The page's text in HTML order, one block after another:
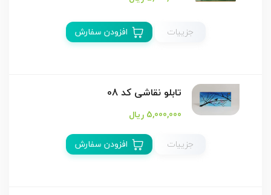
جزییات افزودن سفارش
تابلو نقاشی کد 08
5,000,000 ریال
جزییات
افزودن سفارش